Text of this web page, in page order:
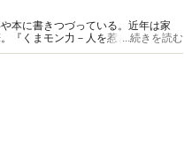
本に書きつづっている。近年は家
『くまモン力－人を惹きつける愛と
...続きを読む